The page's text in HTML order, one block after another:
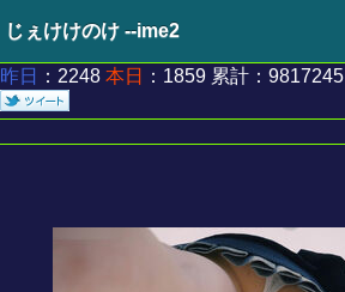
じぇけけのけ --ime2
昨日 ：2248 本日 ：1859 累計：9817245